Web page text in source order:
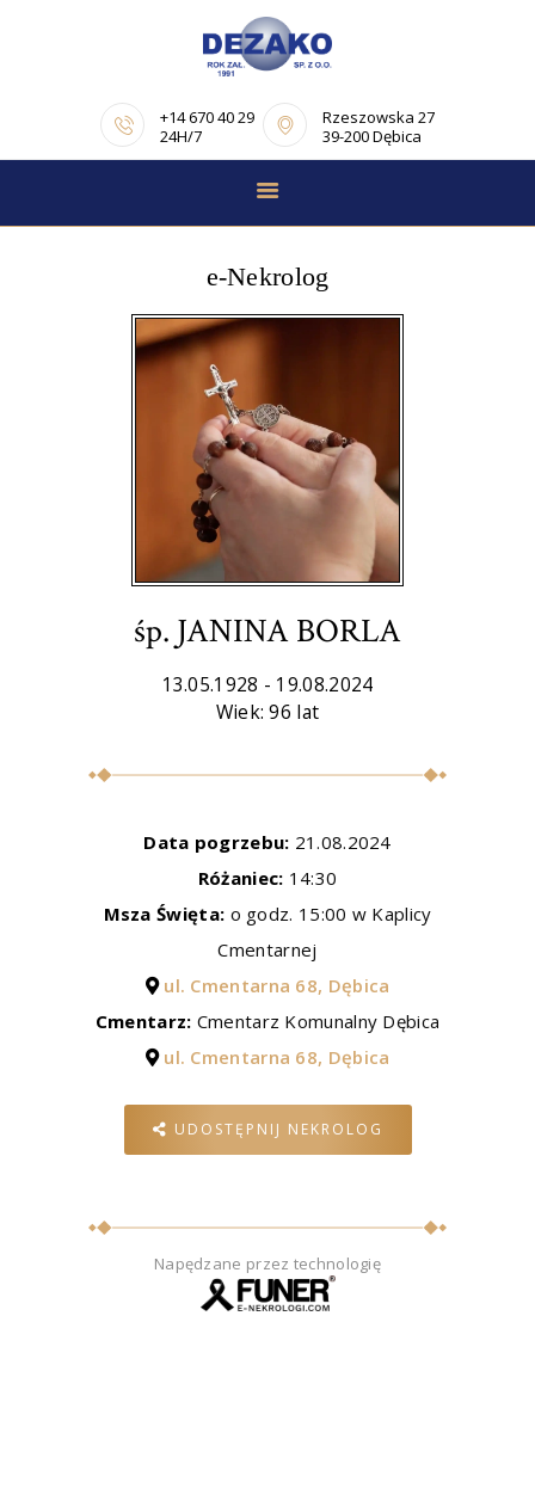
+14 670 40 29
24H/7
Rzeszowska 27
39-200 Dębica
STRONA GŁÓWNA
OFERTA
PORADNIK
POGRZEBOWY
OPINIE
KONTAKT
e-Nekrolog
śp. JANINA BORLA
13.05.1928 - 19.08.2024
Wiek: 96 lat
Data pogrzebu: 21.08.2024
Różaniec: 14:30
Msza Święta: o godz. 15:00 w Kaplicy
Cmentarnej
ul. Cmentarna 68, Dębica
Cmentarz: Cmentarz Komunalny Dębica
ul. Cmentarna 68, Dębica
UDOSTĘPNIJ NEKROLOG
Napędzane przez technologię